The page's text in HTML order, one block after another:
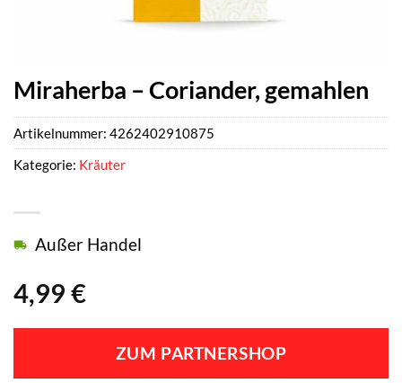
Miraherba – Coriander, gemahlen
4,99 €
Außer Handel
ZUM PARTNERSHOP
Artikelnummer: 4262402910875
Kategorie: Kräuter